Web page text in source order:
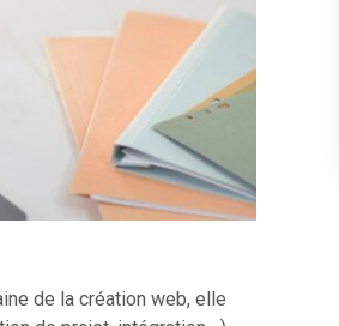
de la création web, elle